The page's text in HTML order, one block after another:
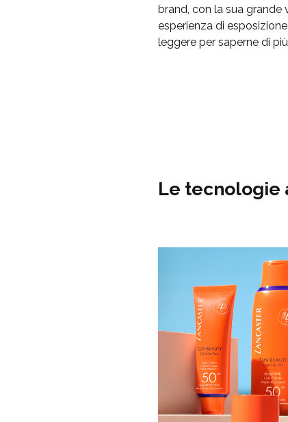
brand, con la sua
esperienza di
leggere per saperne di
Le tecnologie